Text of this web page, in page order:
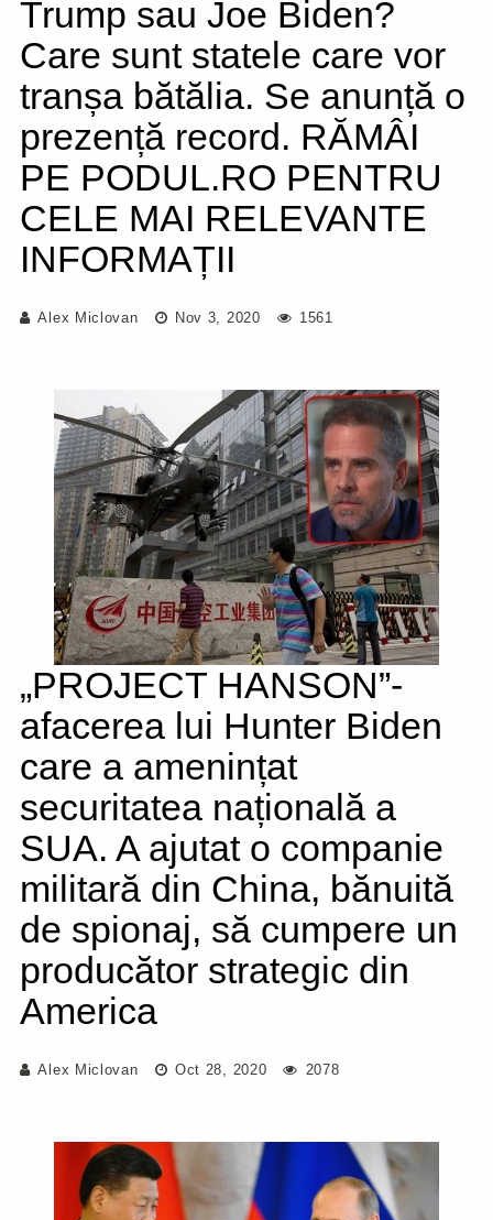
Trump sau Joe Biden?
Care sunt statele care vor
tranșa bătălia. Se anunță o
prezență record. RĂMÂI
PE PODUL.RO PENTRU
CELE MAI RELEVANTE
INFORMAȚII
Alex Miclovan Nov 3, 2020 1561
„PROJECT HANSON”-
afacerea lui Hunter Biden
care a amenințat
securitatea națională a
SUA. A ajutat o companie
militară din China, bănuită
de spionaj, să cumpere un
producător strategic din
America
Alex Miclovan Oct 28, 2020 2078